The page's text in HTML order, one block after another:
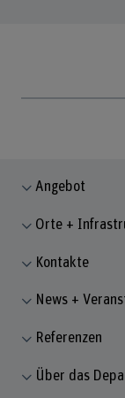
Angebot
Orte +
Kontakte
News +
Referenzen
Über das